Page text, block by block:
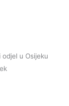
u Osijeku